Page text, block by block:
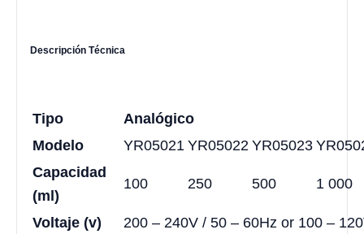
Descripción Técnica
Tipo
Analógico
Modelo
YR05021 YR05022 YR05023
Capacidad
(ml)
100 250 500 1 000
Voltaje (v)
200 – 240V / 50 – 60Hz or 100 –